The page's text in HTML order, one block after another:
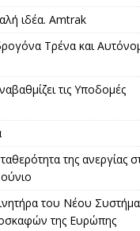
ιδέα. Amtrak
Τρένα και
τις Υποδομές
της ανεργίας
του Νέου
της Ευρώπης